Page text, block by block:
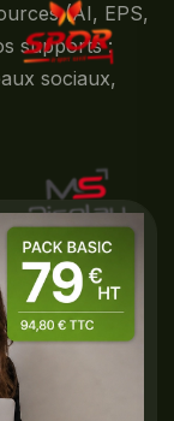
(AI, EPS,
supports :
sociaux,